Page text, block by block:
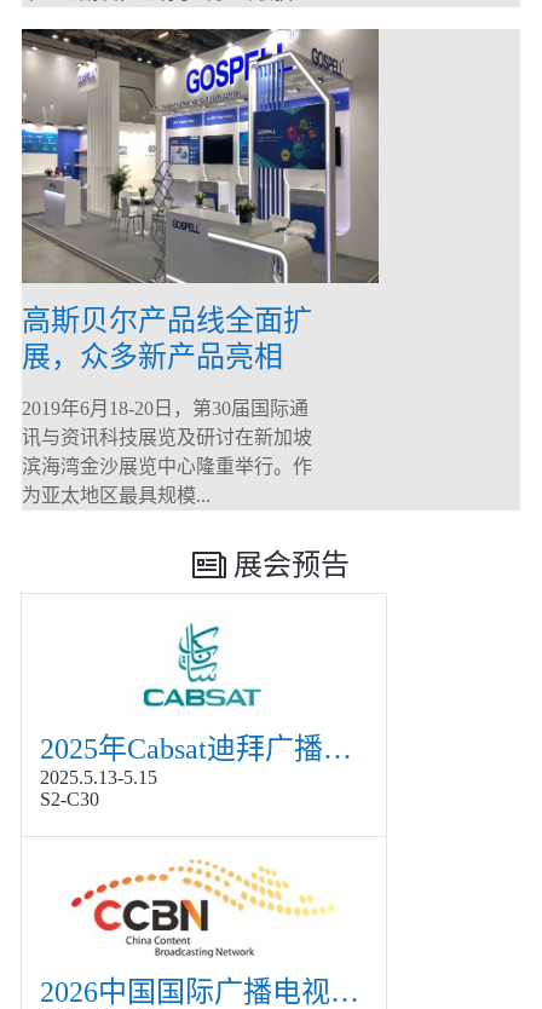
高斯贝尔产品线全面扩
展，众多新产品亮相
CommunicAsia 2019
2019年6月18-20日，第30届国际通
讯与资讯科技展览及研讨在新加坡
滨海湾金沙展览中心隆重举行。作
为亚太地区最具规模...
展会预告
2025年Cabsat迪拜广播电视展
2025.5.13-5.15
S2-C30
2026中国国际广播电视信息网络展览会展